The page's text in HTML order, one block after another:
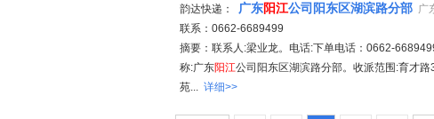
韵达快递： 广东阳江公司阳东区湖滨路分部 广
联系：0662-6689499
摘要：联系人:梁业龙。电话:下单电话：0662-
称:广东阳江公司阳东区湖滨路分部。收派范围:育才
苑... 详细>>